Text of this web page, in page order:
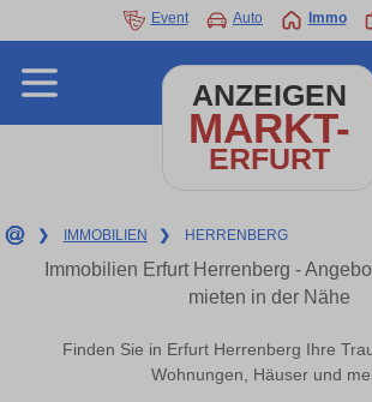
Event Auto Immo
ANZEIGEN
MARKT-
ERFURT
❯ IMMOBILIEN ❯ HERRENBERG
Immobilien Erfurt Herrenberg -
mieten in der Nähe
Finden Sie in Erfurt Herrenberg Ihre
Wohnungen, Häuser und